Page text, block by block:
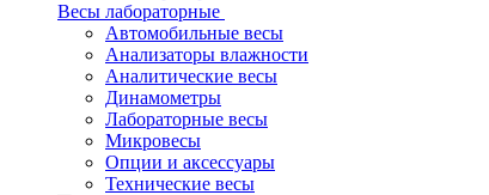
Весы лабораторные
Автомобильные весы
Анализаторы влажности
Аналитические весы
Динамометры
Лабораторные весы
Микровесы
Опции и аксессуары
Технические весы